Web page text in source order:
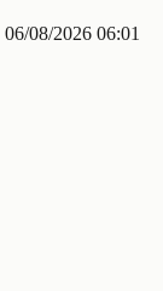
06/08/2026 06:01